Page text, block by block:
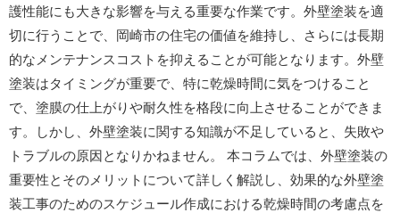
護性能にも大きな影響を与える重要な作業です。外壁塗装を適
切に行うことで、岡崎市の住宅の価値を維持し、さらには長期
的なメンテナンスコストを抑えることが可能となります。外壁
塗装はタイミングが重要で、特に乾燥時間に気をつけること
で、塗膜の仕上がりや耐久性を格段に向上させることができま
す。しかし、外壁塗装に関する知識が不足していると、失敗や
トラブルの原因となりかねません。 本コラムでは、外壁塗装の
重要性とそのメリットについて詳しく解説し、効果的な外壁塗
装工事のためのスケジュール作成における乾燥時間の考慮点を